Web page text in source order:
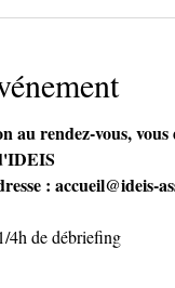
au rendez-vous,
: accueil@ideis-
4h de débriefing